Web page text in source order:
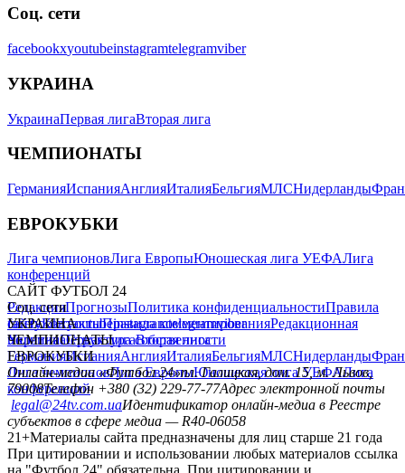
Соц. сети
facebookxyoutubeinstagramtelegramviber
УКРАИНА
УкраинаПервая лигаВторая лига
ЧЕМПИОНАТЫ
ГерманияИспанияАнглияИталияБельгияМЛСНидерланды
ЕВРОКУБКИ
Лига чемпионовЛига ЕвропыЮношеская лига УЕФАЛига
конференций
САЙТ ФУТБОЛ 24
РедакцияПрогнозыПолитика конфиденциальностиПравила
сайтуКонтактыПравила комментированияРедакционная
политикаСтруктура собственности
Соц. сети
facebookxyoutubeinstagramtelegramviber
УКРАИНА
УкраинаПервая лигаВторая лига
ЧЕМПИОНАТЫ
ГерманияИспанияАнглияИталияБельгияМЛСНидерланды
ЕВРОКУБКИ
Лига чемпионовЛига ЕвропыЮношеская лига УЕФАЛига
конференций
Онлайн-медиа «Футбол 24»пл. Галицкая, дом. 15, м. Львов,
79008Телефон +380 (32) 229-77-77Адрес электронной почты
legal@24tv.com.uaИдентификатор онлайн-медиа в Реестре
субъектов в сфере медиа — R40-06058
21+Материалы сайта предназначены для лиц старше 21 года
При цитировании и использовании любых материалов ссылка